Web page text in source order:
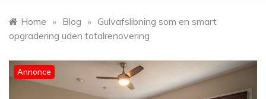
Home » Blog » Gulvafslibning som en smart
opgradering uden totalrenovering
Annonce